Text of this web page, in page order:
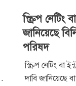
স্ক্রিপ নেটিং
জানিয়েছে
পরিষদ
স্ক্রিপ নেটিং বা
দাবি জানিয়েছে